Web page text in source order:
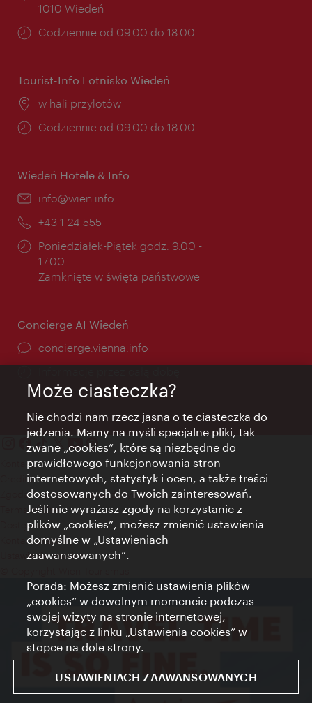
1010 Wiedeń
Godziny
Codziennie od 09.00 do 18.00
Tourist-Info Lotnisko Wiedeń
Miejsce:
w hali przylotów
Godziny
Codziennie od 09.00 do 18.00
Wiedeń Hotele & Info
E-
info@wien.info
Telefon:
+43-1-24 555
Godziny
otwarcia:
Poniedziałek-Piątek godz. 9.00 -
17.00
Zamknięte w święta państwowe
Concierge AI Wiedeń
concierge.vienna.info
Kontakt
Credits
Zgoda na przetwarzanie danych osobowych
Terms of Use
Dostępność
Kontakt prasowy
Ustawienia cookies
Może ciasteczka?
Nie chodzi nam rzecz jasna o te ciasteczka do
jedzenia. Mamy na myśli specjalne pliki, tak
zwane „cookies”, które są niezbędne do
prawidłowego funkcjonowania stron
internetowych, statystyk i ocen, a także treści
dostosowanych do Twoich zainteresowań.
Jeśli nie wyrażasz zgody na korzystanie z
plików „cookies”, możesz zmienić ustawienia
domyślne w „Ustawieniach
zaawansowanych”.
Porada: Możesz zmienić ustawienia plików
„cookies” w dowolnym momencie podczas
swojej wizyty na stronie internetowej,
korzystając z linku „Ustawienia cookies” w
stopce na dole strony.
USTAWIENIACH ZAAWANSOWANYCH